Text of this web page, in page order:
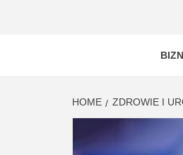
HOME ZDROWIE I